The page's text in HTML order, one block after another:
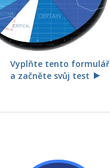
Vyplňte tento formulář
a začněte svůj test